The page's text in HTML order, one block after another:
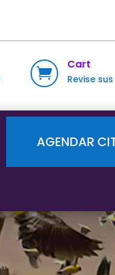

Cart
Revise
AGENDAR